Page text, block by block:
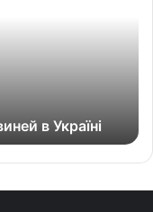
в Україні